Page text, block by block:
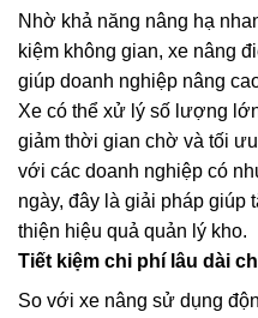
Nhờ khả năng nâng hạ
kiệm không gian, xe nâng
giúp doanh nghiệp nâng
Xe có thể xử lý số lượng
giảm thời gian chờ và tối
với các doanh nghiệp có
ngày, đây là giải pháp giúp
thiện hiệu quả quản lý kho.
Tiết kiệm chi phí lâu dài
So với xe nâng sử dụng